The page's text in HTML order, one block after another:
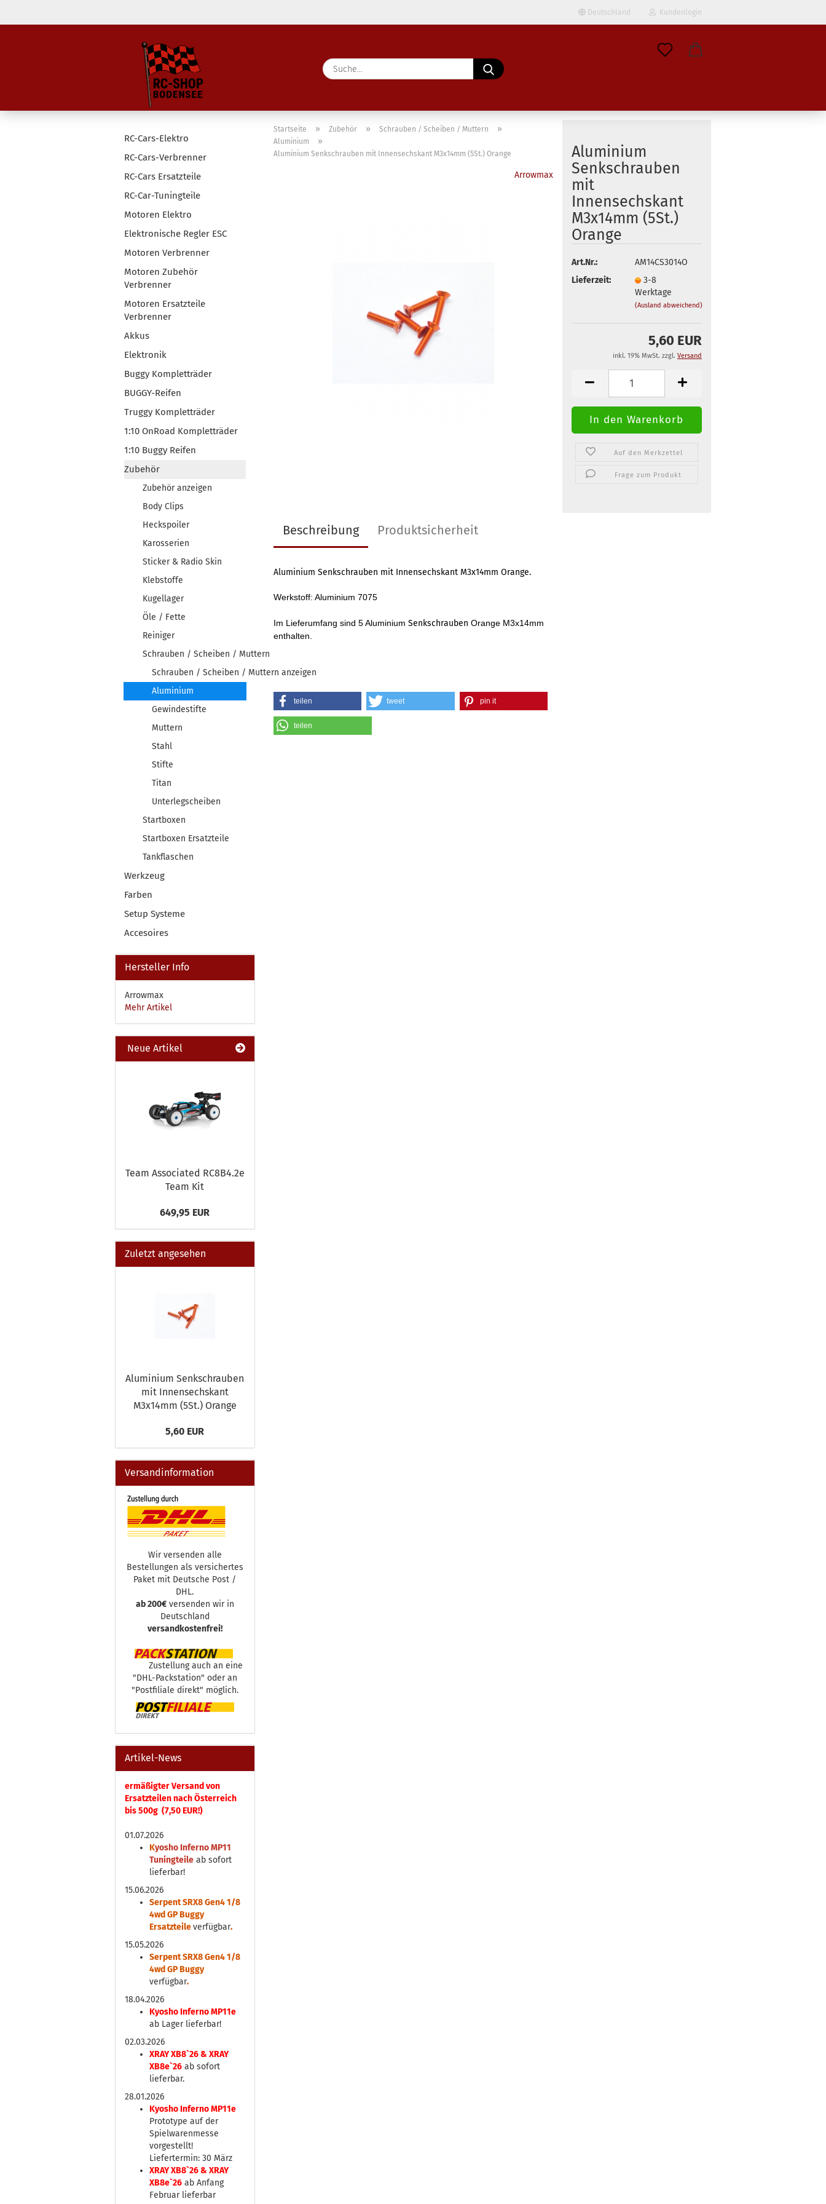
Deutschland Kundenlogin
Passwort
Konto erstellen
Passwort vergessen?
Suche...
Startseite » Zubehör » Schrauben / Scheiben / Muttern »
Aluminium »
Aluminium Senkschrauben mit Innensechskant M3x14mm (5St.) Orange
Arrowmax
Aluminium
Senkschrauben
mit
Innensechskant
M3x14mm (5St.)
Orange
Art.Nr.:
AM14CS3014O
Lieferzeit:
3-8
Werktage
(Ausland abweichend)
5,60 EUR
inkl. 19% MwSt. zzgl. Versand
Auf den Merkzettel
Frage zum Produkt
Beschreibung Produktsicherheit
Aluminium Senkschrauben mit Innensechskant M3x14mm Orange.
Werkstoff: Aluminium 7075
Im Lieferumfang sind 5 Aluminium Senkschrauben Orange M3x14mm
enthalten.
teilen tweet pin it
teilen
RC-Cars-Elektro
RC-Cars-Verbrenner
RC-Cars Ersatzteile
RC-Car-Tuningteile
Motoren Elektro
Elektronische Regler ESC
Motoren Verbrenner
Motoren Zubehör
Verbrenner
Motoren Ersatzteile
Verbrenner
Akkus
Elektronik
Buggy Kompletträder
BUGGY-Reifen
Truggy Kompletträder
1:10 OnRoad Kompletträder
1:10 Buggy Reifen
Zubehör
Zubehör anzeigen
Body Clips
Heckspoiler
Karosserien
Sticker & Radio Skin
Klebstoffe
Kugellager
Öle / Fette
Reiniger
Schrauben / Scheiben / Muttern
Schrauben / Scheiben / Muttern anzeigen
Aluminium
Gewindestifte
Muttern
Stahl
Stifte
Titan
Unterlegscheiben
Startboxen
Startboxen Ersatzteile
Tankflaschen
Werkzeug
Farben
Setup Systeme
Accesoires
Hersteller Info
Arrowmax
Mehr Artikel
Neue Artikel
Team Associated RC8B4.2e
Team Kit
649,95 EUR
Zuletzt angesehen
Aluminium Senkschrauben
mit Innensechskant
M3x14mm (5St.) Orange
5,60 EUR
Versandinformation
Wir versenden alle
Bestellungen als versichertes
Paket mit Deutsche Post /
DHL.
ab 200€versenden wir in
Deutschland
versandkostenfrei!
Zustellung auch an eine
"DHL-Packstation" oder an
"Postfiliale direkt" möglich.
Artikel-News
ermäßigter Versand von
Ersatzteilen nach Österreich
bis 500g (7,50 EUR!)
01.07.2026
Kyosho Inferno MP11
Tuningteile ab sofort
lieferbar!
15.06.2026
Serpent SRX8 Gen4 1/8
4wd GP Buggy
Ersatzteileverfügbar.
15.05.2026
Serpent SRX8 Gen4 1/8
4wd GP Buggy
verfügbar.
18.04.2026
Kyosho Inferno MP11e
ab Lager lieferbar!
02.03.2026
XRAY XB8`26 & XRAY
XB8e`26 ab sofort
lieferbar.
28.01.2026
Kyosho Inferno MP11e
Prototype auf der
Spielwarenmesse
vorgestellt!
Liefertermin: 30 März
XRAY XB8`26 & XRAY
XB8e`26 ab Anfang
Februar lieferbar